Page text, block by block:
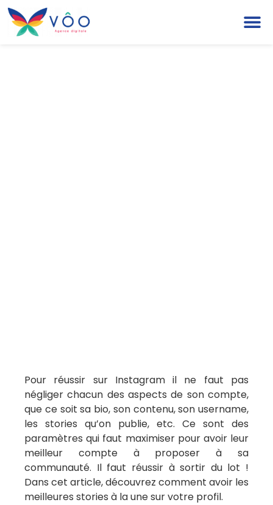
Pour réussir sur Instagram il ne faut pas
négliger chacun des aspects de son compte,
que ce soit sa bio, son contenu, son username,
les stories qu’on publie, etc. Ce sont des
paramètres qui faut maximiser pour avoir leur
meilleur compte à proposer à sa
communauté. Il faut réussir à sortir du lot !
Dans cet article, découvrez comment avoir les
meilleures stories à la une sur votre profil.